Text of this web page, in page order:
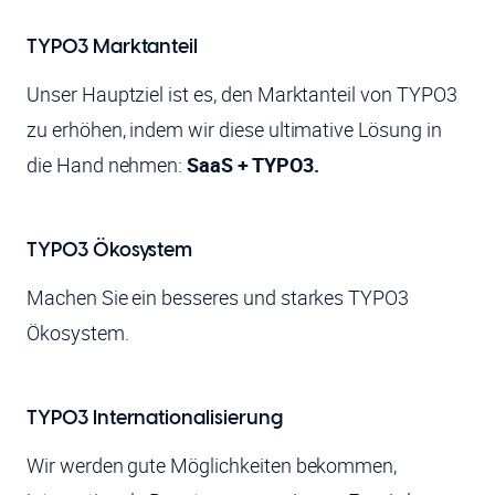
TYPO3 Marktanteil
Unser Hauptziel ist es, den Marktanteil von TYPO3
zu erhöhen, indem wir diese ultimative Lösung in
die Hand nehmen:SaaS + TYPO3.
TYPO3 Ökosystem
Machen Sie ein besseres und starkes TYPO3
Ökosystem.
TYPO3 Internationalisierung
Wir werden gute Möglichkeiten bekommen,